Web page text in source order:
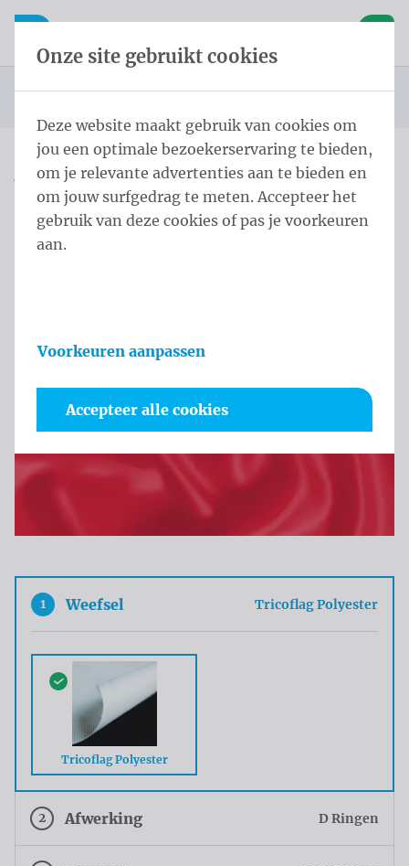
Inhoud overslaan
Taalkeuze overslaan
Open mobiele navigatie
Startpagina
Producten
Vlaggen
Officiële vlaggen
Landenvlaggen
Landenvlaggen Azië Vlag Taiwan 200x300 cm
Vlag Taiwan 200x300 cm
Productinformatie
1 Weefsel Tricoflag Polyester
Tricoflag Polyester
2 Afwerking D Ringen
Onze site gebruikt cookies
Deze website maakt gebruik van cookies om
jou een optimale bezoekerservaring te bieden,
om je relevante advertenties aan te bieden en
om jouw surfgedrag te meten. Accepteer het
gebruik van deze cookies of pas je voorkeuren
aan.
Voorkeuren aanpassen
Accepteer alle cookies